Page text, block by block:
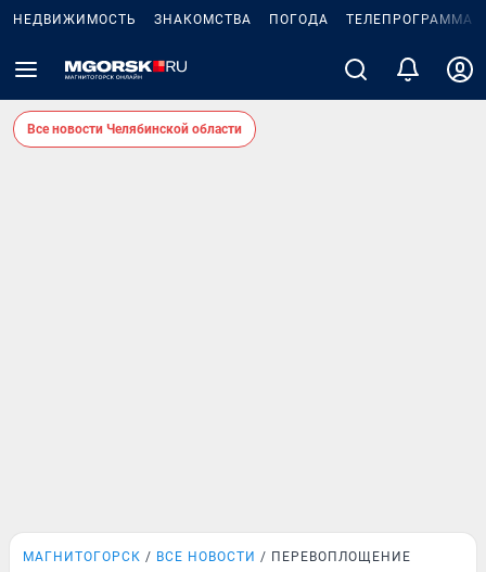
НЕДВИЖИМОСТЬ ЗНАКОМСТВА ПОГОДА ТЕЛЕПРОГРАММА
Все новости Челябинской области
МАГНИТОГОРСК ВСЕ НОВОСТИ ПЕРЕВОПЛОЩЕНИЕ